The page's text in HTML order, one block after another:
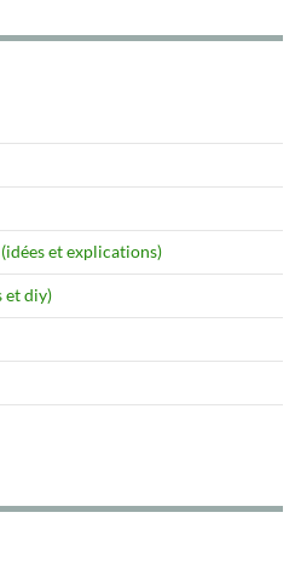
et explications)
et diy)